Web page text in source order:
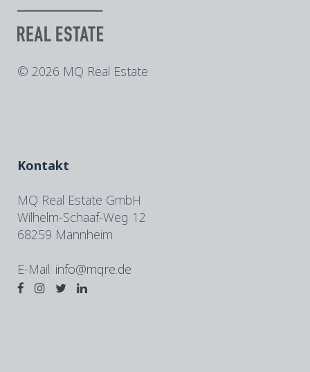
© 2026 MQ Real Estate
Kontakt
MQ Real Estate GmbH
Wilhelm-Schaaf-Weg 12
68259 Mannheim
E-Mail: info@mqre.de